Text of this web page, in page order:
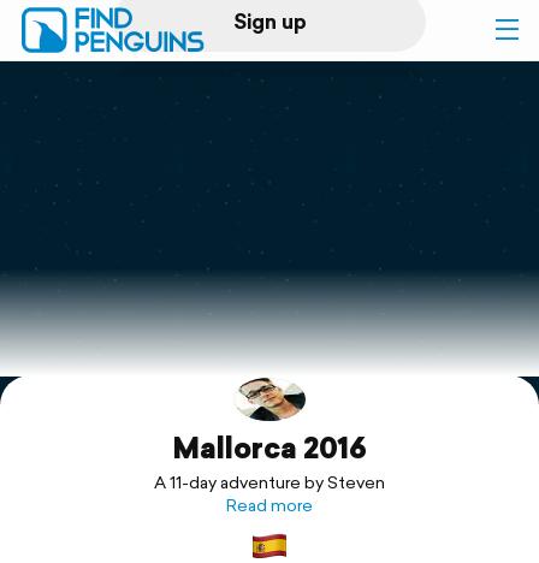
Sign up
Log in
Print a book
Flyover video
Explore
Mallorca 2016
A 11-day adventure by Steven
Read more